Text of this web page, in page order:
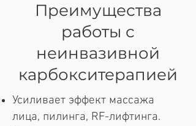
Преимущества
работы с
неинвазивной
карбокситерапией
Усиливает эффект массажа
лица, пилинга, RF-лифтинга.